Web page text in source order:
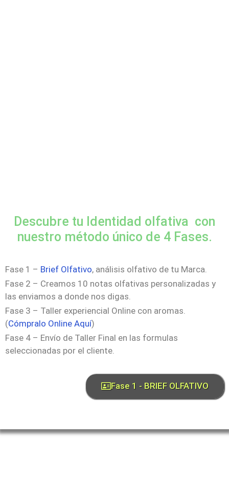
Descubre tu Identidad olfativa con
nuestro método único de 4 Fases.
Fase 1 – Brief Olfativo, análisis olfativo de tu Marca.
Fase 2 – Creamos 10 notas olfativas personalizadas y
las enviamos a donde nos digas.
Fase 3 – Taller experiencial Online con aromas.
(Cómpralo Online Aquí)
Fase 4 – Envío de Taller Final en las formulas
seleccionadas por el cliente.
Fase 1 - BRIEF OLFATIVO